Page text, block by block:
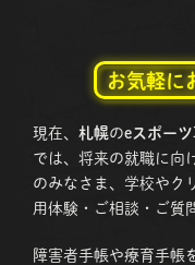
お気軽に
現在、 札幌のeスポー
では、将来の就職に向
のみなさま、学校やク
用体験・ご相談・ご質
障害者手帳や療育手帳